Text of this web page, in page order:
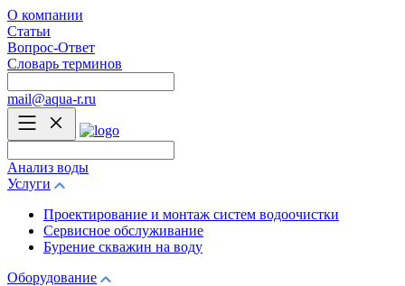
О компании
Статьи
Вопрос-Ответ
Словарь терминов
mail@aqua-r.ru
Анализ воды
Услуги
Проектирование и монтаж систем водоочистки
Сервисное обслуживание
Бурение скважин на воду
Оборудование